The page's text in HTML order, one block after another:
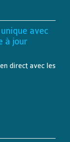
avec
à jour
direct avec les